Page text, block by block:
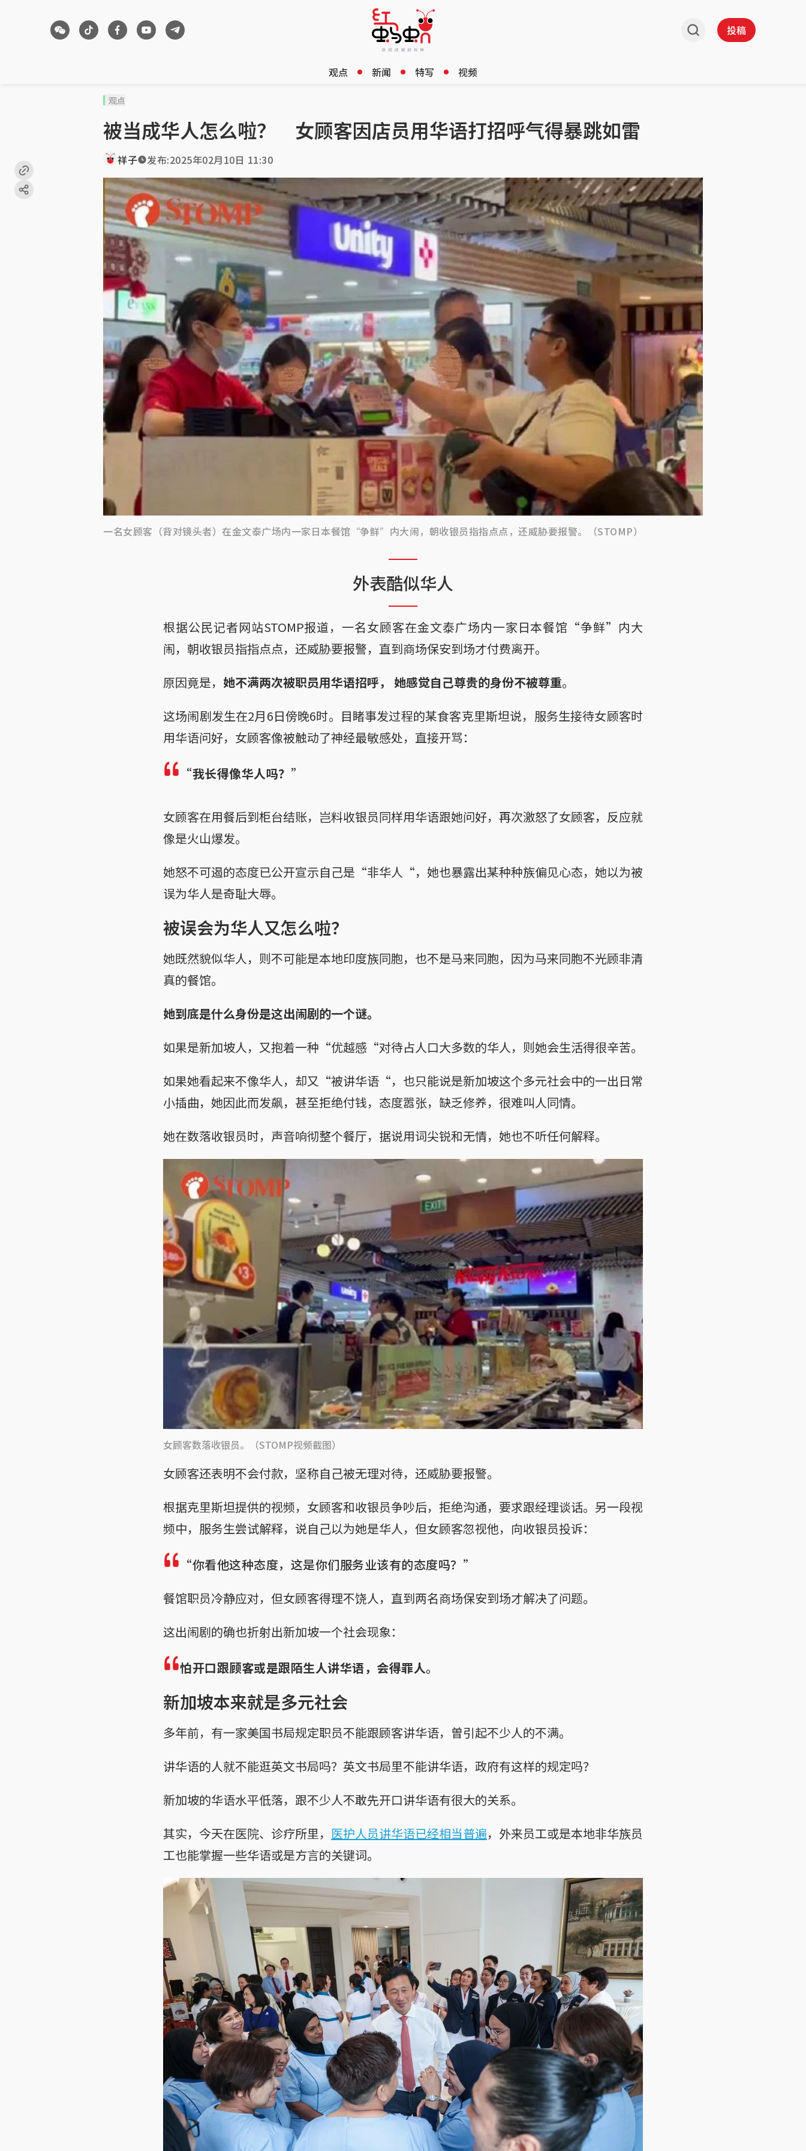
投稿
观点 新闻 特写 视频
观点
被当成华人怎么啦？ 女顾客因店员用华语打招呼气得暴跳如雷
祥子 发布:2025年02月10日 11:30
一名女顾客（背对镜头者）在金文泰广场内一家日本餐馆“争鲜”内大闹，朝收银员指指点点，还威胁要报警。（STOMP）
外表酷似华人
根据公民记者网站STOMP报道，一名女顾客在金文泰广场内一家日本餐馆“争鲜”内大
闹，朝收银员指指点点，还威胁要报警，直到商场保安到场才付费离开。
原因竟是， 她不满两次被职员用华语招呼， 她感觉自己尊贵的身份不被尊重。
这场闹剧发生在2月6日傍晚6时。目睹事发过程的某食客克里斯坦说，服务生接待女顾客时
用华语问好，女顾客像被触动了神经最敏感处，直接开骂：
“我长得像华人吗？”
女顾客在用餐后到柜台结账，岂料收银员同样用华语跟她问好，再次激怒了女顾客，反应就
像是火山爆发。
她怒不可遏的态度已公开宣示自己是“非华人“，她也暴露出某种种族偏见心态，她以为被
误为华人是奇耻大辱。
被误会为华人又怎么啦？
她既然貌似华人，则不可能是本地印度族同胞，也不是马来同胞，因为马来同胞不光顾非清
真的餐馆。
她到底是什么身份是这出闹剧的一个谜。
如果是新加坡人，又抱着一种“优越感“对待占人口大多数的华人，则她会生活得很辛苦。
如果她看起来不像华人，却又“被讲华语“，也只能说是新加坡这个多元社会中的一出日常
小插曲，她因此而发飙，甚至拒绝付钱，态度嚣张，缺乏修养，很难叫人同情。
她在数落收银员时，声音响彻整个餐厅，据说用词尖锐和无情，她也不听任何解释。
女顾客数落收银员。（STOMP视频截图）
女顾客还表明不会付款，坚称自己被无理对待，还威胁要报警。
根据克里斯坦提供的视频，女顾客和收银员争吵后，拒绝沟通，要求跟经理谈话。另一段视
频中，服务生尝试解释，说自己以为她是华人，但女顾客忽视他，向收银员投诉：
“你看他这种态度，这是你们服务业该有的态度吗？”
餐馆职员冷静应对，但女顾客得理不饶人，直到两名商场保安到场才解决了问题。
这出闹剧的确也折射出新加坡一个社会现象：
怕开口跟顾客或是跟陌生人讲华语，会得罪人。
新加坡本来就是多元社会
多年前，有一家美国书局规定职员不能跟顾客讲华语，曽引起不少人的不满。
讲华语的人就不能逛英文书局吗？英文书局里不能讲华语，政府有这样的规定吗？
新加坡的华语水平低落，跟不少人不敢先开口讲华语有很大的关系。
其实，今天在医院、诊疗所里， 医护人员讲华语已经相当普遍，外来员工或是本地非华族员
工也能掌握一些华语或是方言的关键词。